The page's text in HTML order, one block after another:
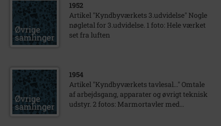
1952
Artikel "Kyndbyværkets 3.udvidelse" Nogle
nøgletal for 3.udvidelse. 1 foto: Hele værket
set fra luften
1954
Artikel "Kyndbyværkets tavlesal..." Omtale
af arbejdsgang, apparater og øvrigt teknisk
udstyr. 2 fotos: Marmortavler med...